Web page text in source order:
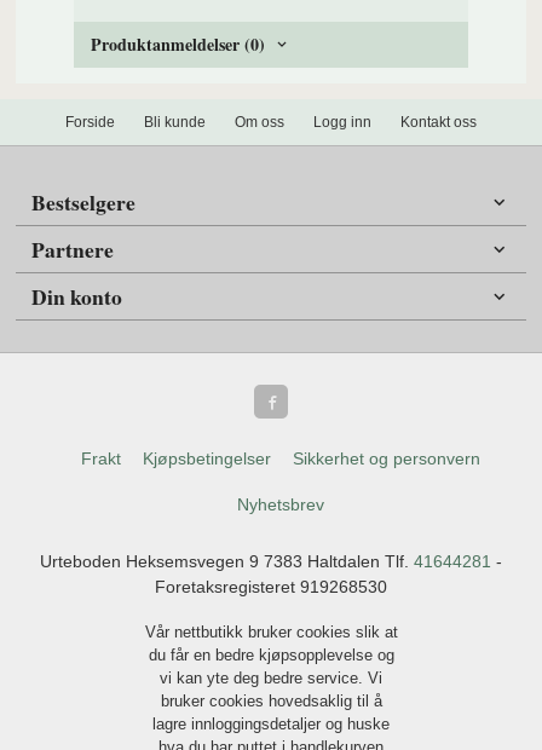
Produktanmeldelser (0)
Forside Bli kunde Om oss Logg inn Kontakt oss
Bestselgere
Partnere
Din konto
Frakt Kjøpsbetingelser Sikkerhet og personvern
Nyhetsbrev
Urteboden Heksemsvegen 9 7383 Haltdalen Tlf. 41644281 -
Foretaksregisteret 919268530
Vår nettbutikk bruker cookies slik at
du får en bedre kjøpsopplevelse og
vi kan yte deg bedre service. Vi
bruker cookies hovedsaklig til å
lagre innloggingsdetaljer og huske